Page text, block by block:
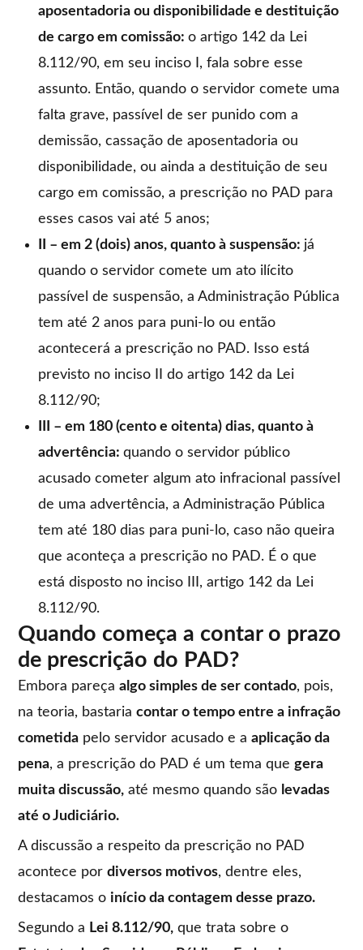
aposentadoria ou disponibilidade e destituição
de cargo em comissão:o artigo 142 da Lei
8.112/90, em seu inciso I, fala sobre esse
assunto. Então, quando o servidor comete uma
falta grave, passível de ser punido com a
demissão, cassação de aposentadoria ou
disponibilidade, ou ainda a destituição de seu
cargo em comissão, a prescrição no PAD para
esses casos vai até 5 anos;
II – em 2 (dois) anos, quanto à suspensão: já
quando o servidor comete um ato ilícito
passível de suspensão, a Administração Pública
tem até 2 anos para puni-lo ou então
acontecerá a prescrição no PAD. Isso está
previsto no inciso II do artigo 142 da Lei
8.112/90;
III – em 180 (cento e oitenta) dias, quanto à
advertência:quando o servidor público
acusado cometer algum ato infracional passível
de uma advertência, a Administração Pública
tem até 180 dias para puni-lo, caso não queira
que aconteça a prescrição no PAD. É o que
está disposto no inciso III, artigo 142 da Lei
8.112/90.
Quando começa a contar o prazo
de prescrição do PAD?
Embora pareçaalgo simples de ser contado, pois,
na teoria, bastariacontar o tempo entre a infração
cometida pelo servidor acusado e aaplicação da
pena, a prescrição do PAD é um tema quegera
muita discussão, até mesmo quando são levadas
até o Judiciário.
A discussão a respeito da prescrição no PAD
acontece pordiversos motivos, dentre eles,
destacamos o início da contagem desse prazo.
Segundo a Lei 8.112/90, que trata sobre o